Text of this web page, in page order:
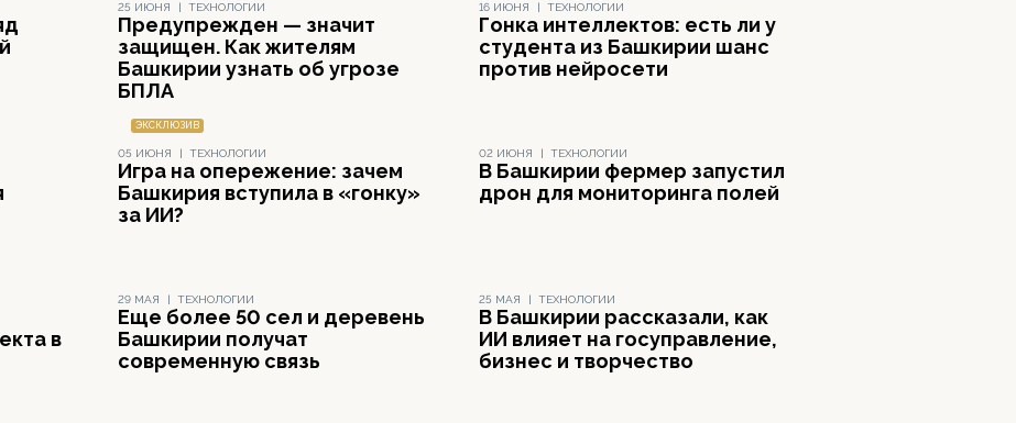
25 ИЮНЯ | ТЕХНОЛОГИИ
Предупрежден — значит
защищен. Как жителям
Башкирии узнать об угрозе
БПЛА
16 ИЮНЯ | ТЕХНОЛОГИИ
Гонка интеллектов: есть ли у
студента из Башкирии шанс
против нейросети
ЭКСКЛЮЗИВ
05 ИЮНЯ | ТЕХНОЛОГИИ
Игра на опережение: зачем
Башкирия вступила в «гонку»
за ИИ?
02 ИЮНЯ | ТЕХНОЛОГИИ
В Башкирии фермер запустил
дрон для мониторинга полей
в
29 МАЯ | ТЕХНОЛОГИИ
Еще более 50 сел и деревень
Башкирии получат
современную связь
25 МАЯ | ТЕХНОЛОГИИ
В Башкирии рассказали, как
ИИ влияет на госуправление,
бизнес и творчество